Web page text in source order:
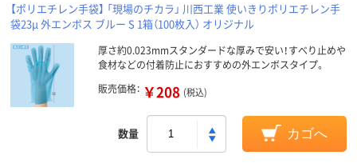
【ポリエチレン手袋】 「現場のチカラ」 川西工業 使いきりポリエチレン手
袋23μ 外エンボス ブルー S 1箱（100枚入） オリジナル
厚さ約0.023mmスタンダードな厚みで安い！すべり止めや
食材などの付着防止におすすめの外エンボスタイプ。
販売価格： ￥208 (税込)
数量 カゴへ